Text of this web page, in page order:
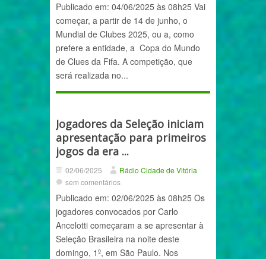
Publicado em: 04/06/2025 às 08h25 Vai
começar, a partir de 14 de junho, o
Mundial de Clubes 2025, ou a, como
prefere a entidade, a Copa do Mundo
de Clues da Fifa. A competição, que
será realizada no...
Jogadores da Seleção iniciam
apresentação para primeiros
jogos da era ...
02/06/2025
Rádio Cidade de Vitória
sem comentários
Publicado em: 02/06/2025 às 08h25 Os
jogadores convocados por Carlo
Ancelotti começaram a se apresentar à
Seleção Brasileira na noite deste
domingo, 1º, em São Paulo. Nos